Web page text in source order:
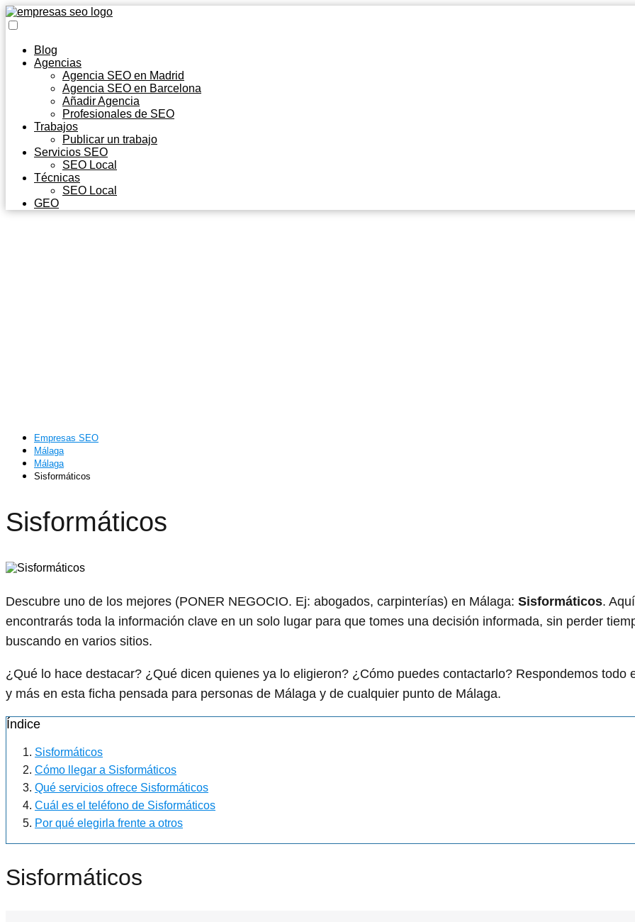
Blog
Agencias
Agencia SEO en Madrid
Agencia SEO en Barcelona
Añadir Agencia
Profesionales de SEO
Trabajos
Publicar un trabajo
Servicios SEO
SEO Local
Técnicas
SEO Local
GEO
Empresas SEO
Málaga
Málaga
Sisformáticos
Sisformáticos
Descubre uno de los mejores (PONER NEGOCIO. Ej: abogados, carpinterías) en Málaga: Sisformáticos. Aquí
encontrarás toda la información clave en un solo lugar para que tomes una decisión informada, sin perder
buscando en varios sitios.
¿Qué lo hace destacar? ¿Qué dicen quienes ya lo eligieron? ¿Cómo puedes contactarlo? Respondemos todo
y más en esta ficha pensada para personas de Málaga y de cualquier punto de Málaga.
Índice
Sisformáticos
Cómo llegar a Sisformáticos
Qué servicios ofrece Sisformáticos
Cuál es el teléfono de Sisformáticos
Por qué elegirla frente a otros
Sisformáticos